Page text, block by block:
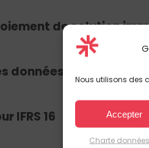
Nous utilisons des
Accepter
Charte
de solution
données immobilière
IFRS 16